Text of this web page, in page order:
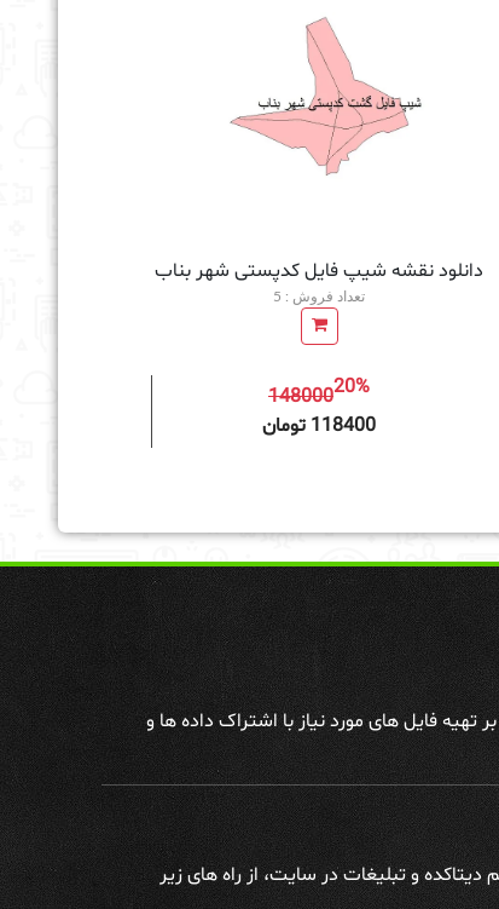
دانلود نقشه شیپ فایل کدپستی شهر بناب
تعداد فروش : 5
14800020%
118400 تومان
فایل های مورد نیاز با اشتراک داده ها و
دیتاکده و تبلیغات در سایت، از راه های زیر